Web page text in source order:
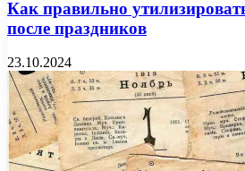
Как правильно
после праздников
23.10.2024